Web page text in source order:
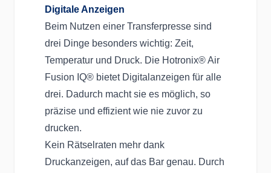
Digitale Anzeigen
Beim Nutzen einer Transferpresse sind
drei Dinge besonders wichtig: Zeit,
Temperatur und Druck. Die Hotronix® Air
Fusion IQ® bietet Digitalanzeigen für alle
drei. Dadurch macht sie es möglich, so
präzise und effizient wie nie zuvor zu
drucken.
Kein Rätselraten mehr dank
Druckanzeigen, auf das Bar genau. Durch